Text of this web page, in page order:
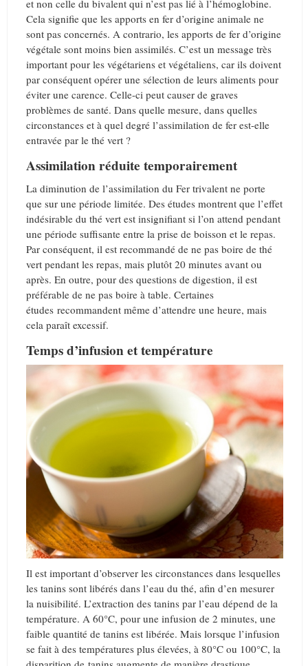
et non celle du bivalent qui n’est pas lié à l’hémoglobine.
Cela signifie que les apports en fer d’origine animale ne
sont pas concernés. A contrario, les apports de fer d’origine
végétale sont moins bien assimilés. C’est un message très
important pour les végétariens et végétaliens, car ils doivent
par conséquent opérer une sélection de leurs aliments pour
éviter une carence. Celle-ci peut causer de graves
problèmes de santé. Dans quelle mesure, dans quelles
circonstances et à quel degré l’assimilation de fer est-elle
entravée par le thé vert ?
Assimilation réduite temporairement
La diminution de l’assimilation du Fer trivalent ne porte
que sur une période limitée. Des études montrent que l’effet
indésirable du thé vert est insignifiant si l’on attend pendant
une période suffisante entre la prise de boisson et le repas.
Par conséquent, il est recommandé de ne pas boire de thé
vert pendant les repas, mais plutôt 20 minutes avant ou
après. En outre, pour des questions de digestion, il est
préférable de ne pas boire à table. Certaines
études recommandent même d’attendre une heure, mais
cela paraît excessif.
Temps d’infusion et température
Il est important d’observer les circonstances dans lesquelles
les tanins sont libérés dans l’eau du thé, afin d’en mesurer
la nuisibilité. L’extraction des tanins par l’eau dépend de la
température. A 60°C, pour une infusion de 2 minutes, une
faible quantité de tanins est libérée. Mais lorsque l’infusion
se fait à des températures plus élevées, à 80°C ou 100°C, la